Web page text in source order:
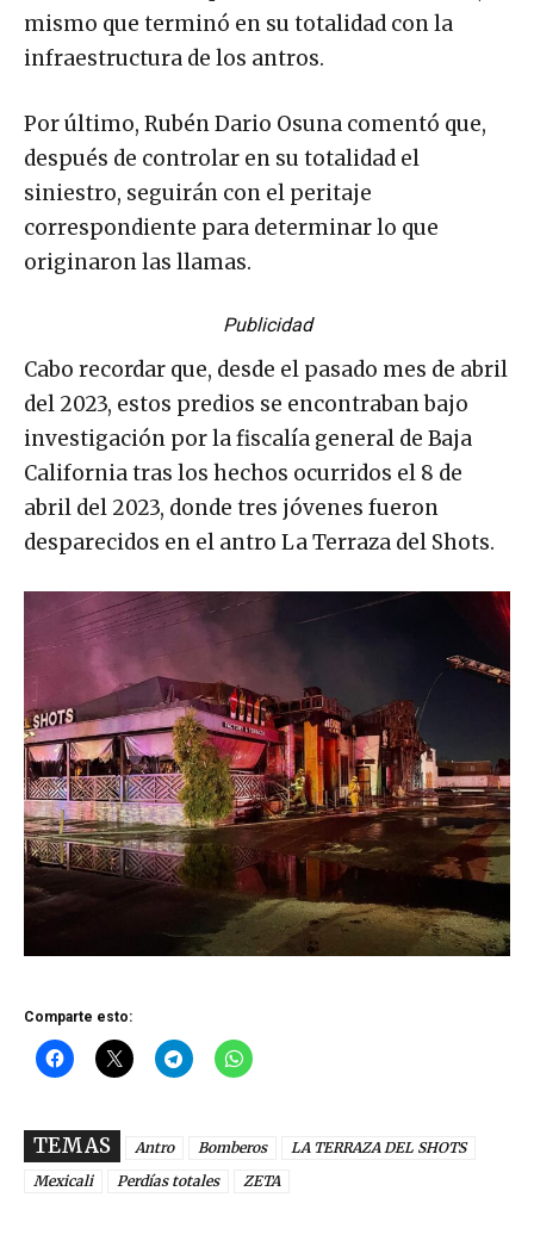
mismo que terminó en su totalidad con la
infraestructura de los antros.
Por último, Rubén Dario Osuna comentó que,
después de controlar en su totalidad el
siniestro, seguirán con el peritaje
correspondiente para determinar lo que
originaron las llamas.
Publicidad
Cabo recordar que, desde el pasado mes de abril
del 2023, estos predios se encontraban bajo
investigación por la fiscalía general de Baja
California tras los hechos ocurridos el 8 de
abril del 2023, donde tres jóvenes fueron
desparecidos en el antro La Terraza del Shots.
Comparte esto:
TEMAS Antro Bomberos
LA TERRAZA DEL SHOTS
Mexicali
Perdías totales ZETA